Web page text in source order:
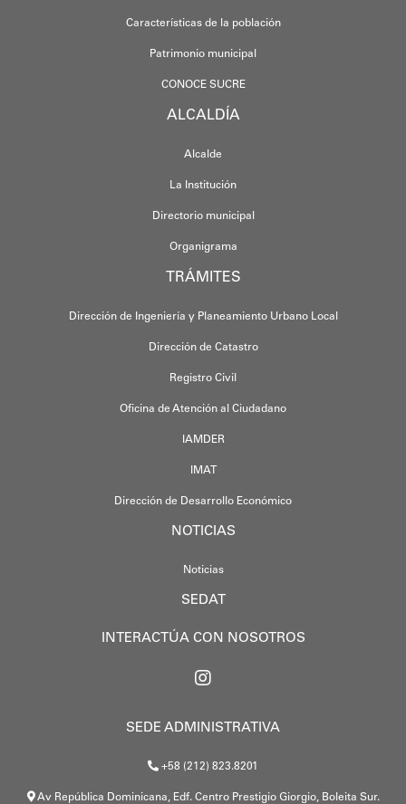
Características de la población
Patrimonio municipal
CONOCE SUCRE
ALCALDÍA
Alcalde
La Institución
Directorio municipal
Organigrama
TRÁMITES
Dirección de Ingeniería y Planeamiento Urbano Local
Dirección de Catastro
Registro Civil
Oficina de Atención al Ciudadano
IAMDER
IMAT
Dirección de Desarrollo Económico
NOTICIAS
Noticias
SEDAT
INTERACTÚA CON NOSOTROS
SEDE ADMINISTRATIVA
+58 (212) 823.8201
Av República Dominicana, Edf. Centro Prestigio Giorgio, Boleita Sur.